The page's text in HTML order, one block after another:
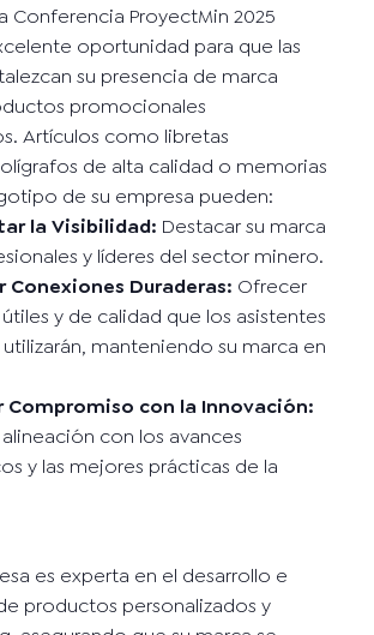
Conferencia ProyectMin 2025
oportunidad para que las
su presencia de marca
promocionales
Artículos como libretas
de alta calidad o memorias
de su empresa pueden:
la Visibilidad: Destacar su marca
y líderes del sector minero.
Conexiones Duraderas: Ofrecer
y de calidad que los asistentes
manteniendo su marca en
Compromiso con la Innovación:
con los avances
y las mejores prácticas de la
es experta en el desarrollo e
productos personalizados y